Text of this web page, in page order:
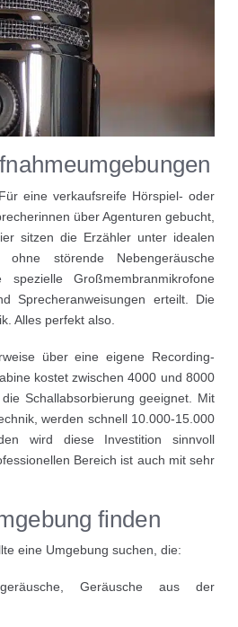
eine verkaufsreife Hörspiel- oder
über Agenturen gebucht,
sitzen die Erzähler unter idealen
störende Nebengeräusche
Großmembranmikrofone
Sprecheranweisungen erteilt. Die
Alles perfekt also.
über eine eigene Recording-
kostet zwischen 4000 und 8000
Schallabsorbierung geeignet. Mit
werden schnell 10.000-15.000
wird diese Investition sinnvoll
Bereich ist auch mit sehr
finden
eine Umgebung suchen, die:
Geräusche aus der